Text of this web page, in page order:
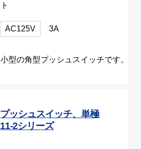
ト
AC125V 3A
小型の角型プッシュスイッチです。
プッシュスイッチ、単極
11-2シリーズ